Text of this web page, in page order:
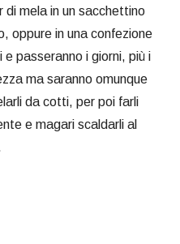
di mela in un sacchettino
oppure in una confezione
passeranno i giorni, più i
ma saranno omunque
da cotti, per poi farli
e magari scaldarli al